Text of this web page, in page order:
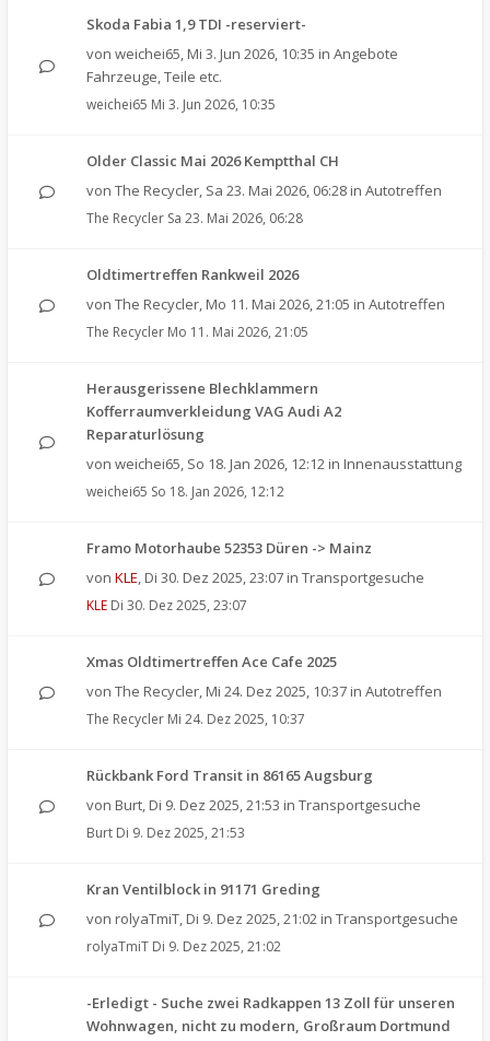
Skoda Fabia 1,9 TDI -reserviert-
von weichei65, Mi 3. Jun 2026, 10:35 in Angebote
Fahrzeuge, Teile etc.
weichei65 Mi 3. Jun 2026, 10:35
Older Classic Mai 2026 Kemptthal CH
von The Recycler, Sa 23. Mai 2026, 06:28 in Autotreffen
The Recycler Sa 23. Mai 2026, 06:28
Oldtimertreffen Rankweil 2026
von The Recycler, Mo 11. Mai 2026, 21:05 in Autotreffen
The Recycler Mo 11. Mai 2026, 21:05
Herausgerissene Blechklammern
Kofferraumverkleidung VAG Audi A2
Reparaturlösung
von weichei65, So 18. Jan 2026, 12:12 in Innenausstattung
weichei65 So 18. Jan 2026, 12:12
Framo Motorhaube 52353 Düren -> Mainz
von KLE, Di 30. Dez 2025, 23:07 in Transportgesuche
KLE Di 30. Dez 2025, 23:07
Xmas Oldtimertreffen Ace Cafe 2025
von The Recycler, Mi 24. Dez 2025, 10:37 in Autotreffen
The Recycler Mi 24. Dez 2025, 10:37
Rückbank Ford Transit in 86165 Augsburg
von Burt, Di 9. Dez 2025, 21:53 in Transportgesuche
Burt Di 9. Dez 2025, 21:53
Kran Ventilblock in 91171 Greding
von rolyaTmiT, Di 9. Dez 2025, 21:02 in Transportgesuche
rolyaTmiT Di 9. Dez 2025, 21:02
-Erledigt - Suche zwei Radkappen 13 Zoll für unseren
Wohnwagen, nicht zu modern, Großraum Dortmund